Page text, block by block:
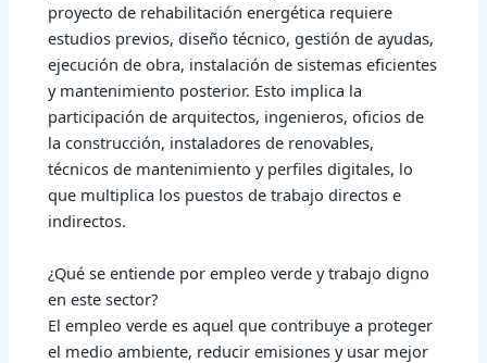
proyecto de rehabilitación energética requiere
estudios previos, diseño técnico, gestión de ayudas,
ejecución de obra, instalación de sistemas eficientes
y mantenimiento posterior. Esto implica la
participación de arquitectos, ingenieros, oficios de
la construcción, instaladores de renovables,
técnicos de mantenimiento y perfiles digitales, lo
que multiplica los puestos de trabajo directos e
indirectos.
¿Qué se entiende por empleo verde y trabajo digno
en este sector?
El empleo verde es aquel que contribuye a proteger
el medio ambiente, reducir emisiones y usar mejor